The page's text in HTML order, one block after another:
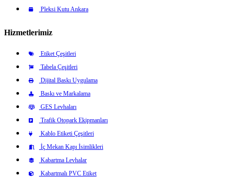
Pleksi Kutu Ankara
Hizmetlerimiz
Etiket Çeşitleri
Tabela Çeşitleri
Dijital Baskı Uygulama
Baskı ve Markalama
GES Levhaları
Trafik Otopark Ekipmanları
Kablo Etiketi Çeşitleri
İç Mekan Kapı İsimlikleri
Kabartma Levhalar
Kabartmalı PVC Etiket